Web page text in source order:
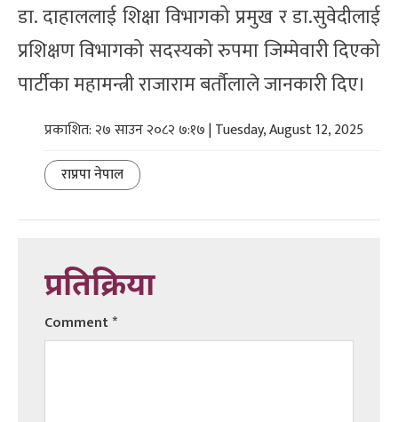
डा. दाहाललाई शिक्षा विभागको प्रमुख र डा.सुवेदीलाई
प्रशिक्षण विभागको सदस्यको रुपमा जिम्मेवारी दिएको
पार्टीका महामन्त्री राजाराम बर्तौलाले जानकारी दिए।
प्रकाशित: २७ साउन २०८२ ७:१७ | Tuesday, August 12, 2025
राप्रपा नेपाल
प्रतिक्रिया
Comment*